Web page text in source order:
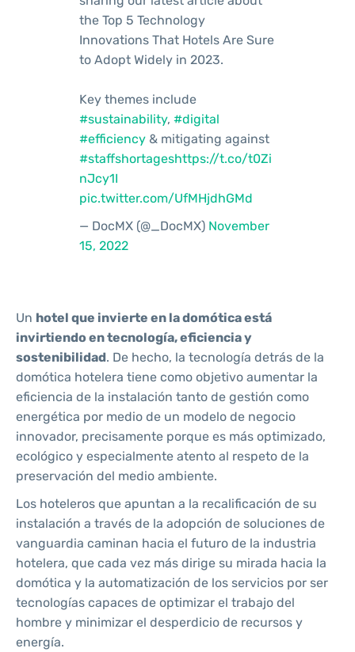
the Top 5 Technology
Innovations That Hotels Are Sure
to Adopt Widely in 2023.
Key themes include
#sustainability, #digital
#efficiency & mitigating against
#staffshortageshttps://t.co/t0Zi
nJcy1I
pic.twitter.com/UfMHjdhGMd
— DocMX (@_DocMX) November
15, 2022
Un hotel que invierte en la domótica está
invirtiendo en tecnología, eficiencia y
sostenibilidad. De hecho, la tecnología detrás de la
domótica hotelera tiene como objetivo aumentar la
eficiencia de la instalación tanto de gestión como
energética por medio de un modelo de negocio
innovador, precisamente porque es más optimizado,
ecológico y especialmente atento al respeto de la
preservación del medio ambiente.
Los hoteleros que apuntan a la recalificación de su
instalación a través de la adopción de soluciones de
vanguardia caminan hacia el futuro de la industria
hotelera, que cada vez más dirige su mirada hacia la
domótica y la automatización de los servicios por ser
tecnologías capaces de optimizar el trabajo del
hombre y minimizar el desperdicio de recursos y
energía.